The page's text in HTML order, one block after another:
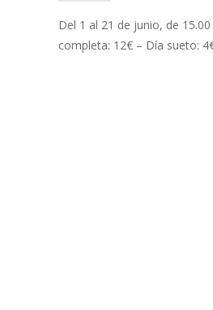
Del 1 al 21 de junio, de
completa: 12€ – Día sueto: